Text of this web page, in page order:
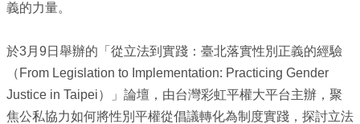
網
導
覽
回
首
義的力量。
於3月9日舉辦的「從立法到實踐：臺北落實性別正義的經驗
（From Legislation to Implementation: Practicing Gender
Justice in Taipei）」論壇，由台灣彩虹平權大平台主辦，聚
焦公私協力如何將性別平權從倡議轉化為制度實踐，探討立法